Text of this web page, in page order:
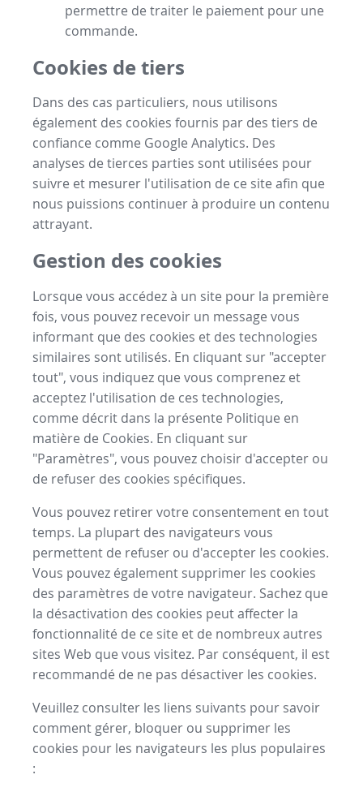
permettre de traiter le paiement pour une
commande.
Cookies de tiers
Dans des cas particuliers, nous utilisons
également des cookies fournis par des tiers de
confiance comme Google Analytics. Des
analyses de tierces parties sont utilisées pour
suivre et mesurer l'utilisation de ce site afin que
nous puissions continuer à produire un contenu
attrayant.
Gestion des cookies
Lorsque vous accédez à un site pour la première
fois, vous pouvez recevoir un message vous
informant que des cookies et des technologies
similaires sont utilisés. En cliquant sur "accepter
tout", vous indiquez que vous comprenez et
acceptez l'utilisation de ces technologies,
comme décrit dans la présente Politique en
matière de Cookies. En cliquant sur
"Paramètres", vous pouvez choisir d'accepter ou
de refuser des cookies spécifiques.
Vous pouvez retirer votre consentement en tout
temps. La plupart des navigateurs vous
permettent de refuser ou d'accepter les cookies.
Vous pouvez également supprimer les cookies
des paramètres de votre navigateur. Sachez que
la désactivation des cookies peut affecter la
fonctionnalité de ce site et de nombreux autres
sites Web que vous visitez. Par conséquent, il est
recommandé de ne pas désactiver les cookies.
Veuillez consulter les liens suivants pour savoir
comment gérer, bloquer ou supprimer les
cookies pour les navigateurs les plus populaires
: